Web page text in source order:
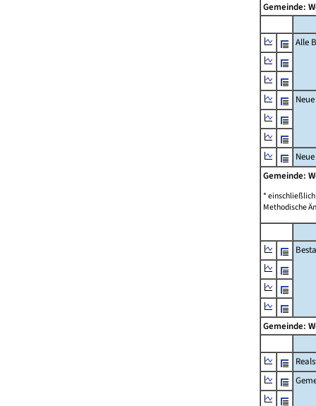
Gemeinde:
Alle
Gemeinde:
*
Methodische
Gemeinde: